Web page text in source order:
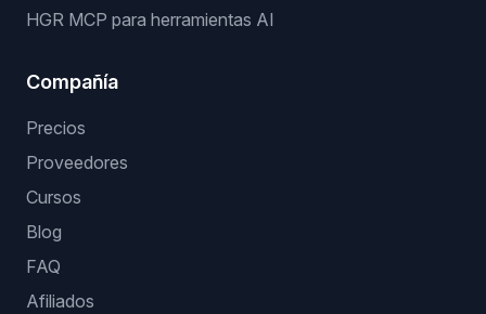
HGR MCP para herramientas AI
Compañía
Precios
Proveedores
Cursos
Blog
FAQ
Afiliados